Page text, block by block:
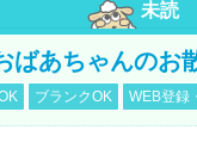
未読
ばあちゃんのお
ブランクOK WEB登録